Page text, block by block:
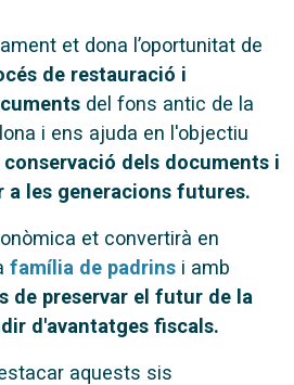
et dona l’oportunitat de
de restauració i
del fons antic de la
i ens ajuda en l'objectiu
conservació dels documents i
a les generacions futures.
et convertirà en
família de padrins i amb
de preservar el futur de la
d'avantatges fiscals.
aquests sis